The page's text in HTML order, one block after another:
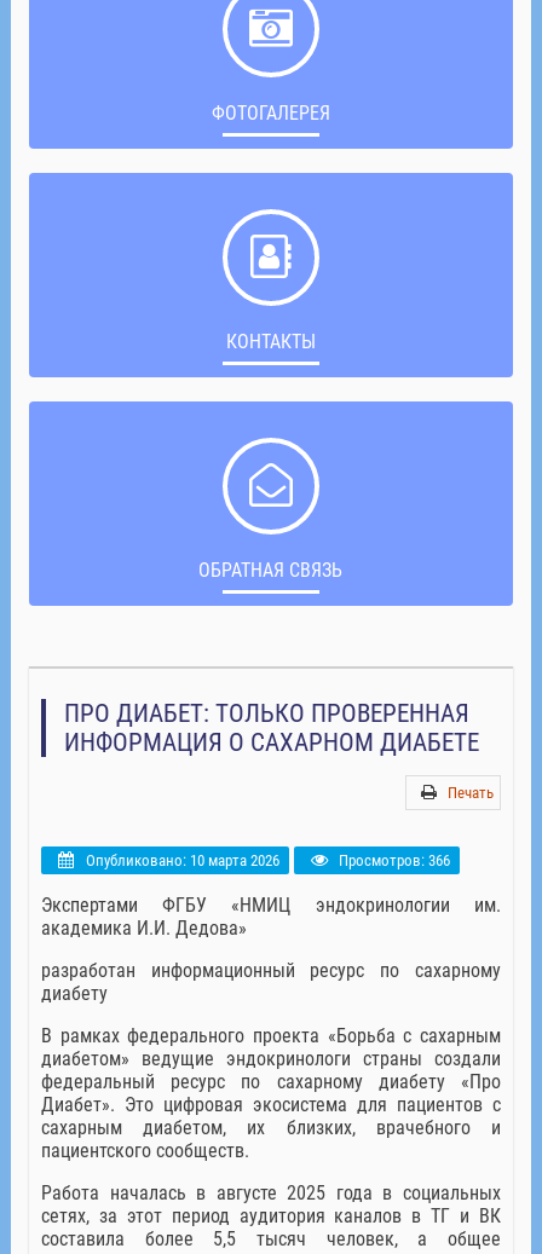
ФОТОГАЛЕРЕЯ
КОНТАКТЫ
ОБРАТНАЯ СВЯЗЬ
ПРО ДИАБЕТ: ТОЛЬКО ПРОВЕРЕННАЯ
ИНФОРМАЦИЯ О САХАРНОМ ДИАБЕТЕ
Печать
Опубликовано: 10 марта 2026 Просмотров: 366
Экспертами ФГБУ «НМИЦ эндокринологии им.
академика И.И. Дедова»
разработан информационный ресурс по сахарному
диабету
В рамках федерального проекта «Борьба с сахарным
диабетом» ведущие эндокринологи страны создали
федеральный ресурс по сахарному диабету «Про
Диабет». Это цифровая экосистема для пациентов с
сахарным диабетом, их близких, врачебного и
пациентского сообществ.
Работа началась в августе 2025 года в социальных
сетях, за этот период аудитория каналов в ТГ и ВК
составила более 5,5 тысяч человек, а общее